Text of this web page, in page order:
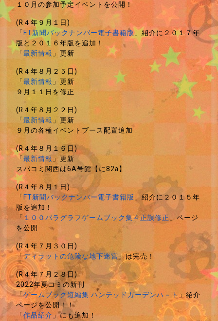
１０月の参加予定イベントを公開！
(R４年９月１日)
「FT新聞バックナンバー電子書籍版」紹介に２０１７年
版と２０１６年版を追加！
「最新情報」更新
(R４年８月２５日)
「最新情報」更新
９月１１日を修正
(R４年８月２２日)
「最新情報」更新
９月の各種イベントブース配置追加
(R４年８月１６日)
「最新情報」更新
スパコミ関西は6A号館【に82a】
(R４年８月１日)
「FT新聞バックナンバー電子書籍版」紹介に２０１５年
版を追加！
「 １００パラグラフゲームブック集４正誤修正」ページ
を公開
(R４年７月３０日)
「ディラットの危険な地下迷宮」は完売！
(R４年７月２８日)
2022年夏コミの新刊
「ゲームブック短編集 ハンテッドガーデンハ－ト」紹介
ページを公開！！
「作品紹介」にも追加！